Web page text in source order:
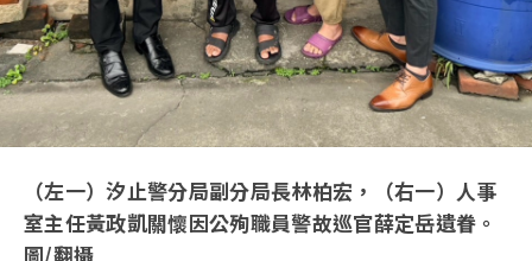
（左一）汐止警分局副分局長林柏宏，（右一）人事
室主任黃政凱關懷因公殉職員警故巡官薛定岳遺眷。
圖/翻攝